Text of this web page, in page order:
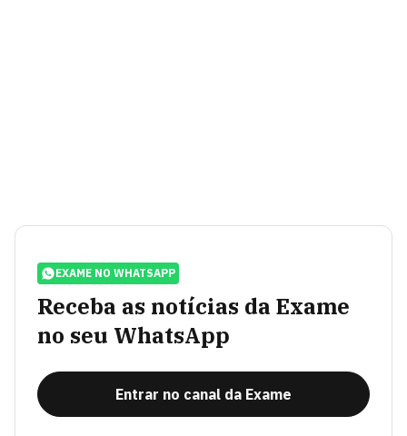
EXAME NO WHATSAPP
Receba as notícias da Exame
no seu WhatsApp
Entrar no canal da Exame